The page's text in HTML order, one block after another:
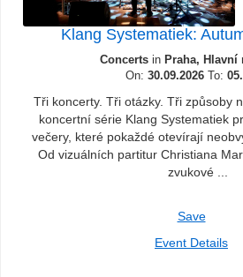
Klang Systematiek:
Concertsin Praha, Hlavní
On: 30.09.2026 To:
Tři koncerty. Tři otázky. Tři způsoby
koncertní série Klang Systematiek
večery, které pokaždé otevírají
Od vizuálních partitur Christiana
zvukové ...
Save
Event Details